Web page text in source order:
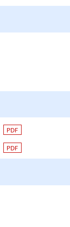
PDF
PDF